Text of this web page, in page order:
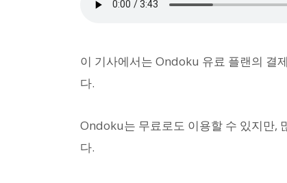
이 기사에서는 Ondoku 유료 플랜의 결
다.
Ondoku는 무료로도 이용할 수 있지만,
다.